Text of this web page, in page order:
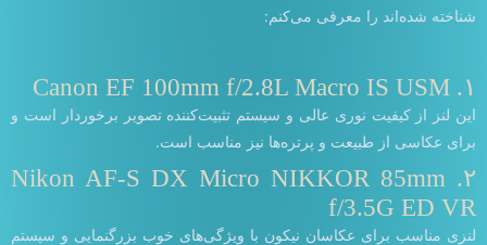
شناخته شده‌اند را معرفی می‌کنم:
۱. Canon EF 100mm f/2.8L Macro IS USM
این لنز از کیفیت نوری عالی و سیستم تثبیت‌کننده تصویر برخوردار است و
برای عکاسی از طبیعت و پرتره‌ها نیز مناسب است.
۲. Nikon AF-S DX Micro NIKKOR 85mm
f/3.5G ED VR
لنزی مناسب برای عکاسان نیکون با ویژگی‌های خوب بزرگنمایی و سیستم